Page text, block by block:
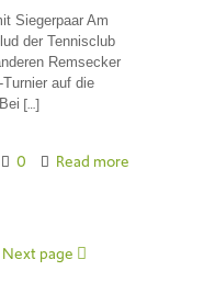
Siegerpaar Am
der Tennisclub
Remsecker
auf die
[…]
0 Read more
Next page